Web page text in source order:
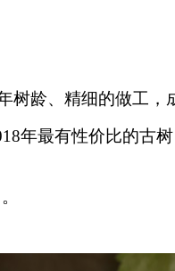
树龄、精细的做工，
年最有性价比的古